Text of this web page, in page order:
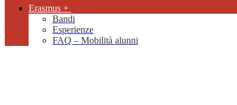
Erasmus +
Bandi
Esperienze
FAQ – Mobilità alunni